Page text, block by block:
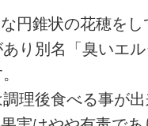
円錐状の花穂をし
り別名「臭いエル
理後食べる事が出